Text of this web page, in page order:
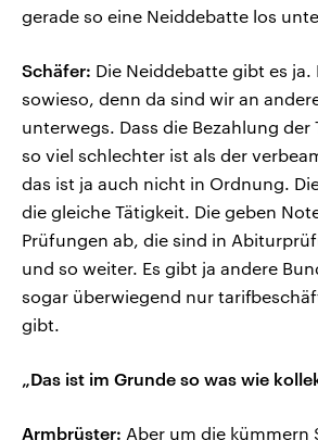
gerade so eine Neiddebatte los
Schäfer: Die Neiddebatte gibt es ja.
sowieso, denn da sind wir an
unterwegs. Dass die Bezahlung
so viel schlechter ist als der
das ist ja auch nicht in Ordnung.
die gleiche Tätigkeit. Die geben
Prüfungen ab, die sind in
und so weiter. Es gibt ja andere
sogar überwiegend nur
gibt.
„Das ist im Grunde so was wie
Armbrüster: Aber um die kümmern